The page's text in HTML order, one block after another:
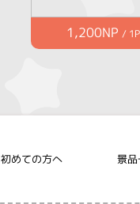
1,200NP /
初めての方へ 景